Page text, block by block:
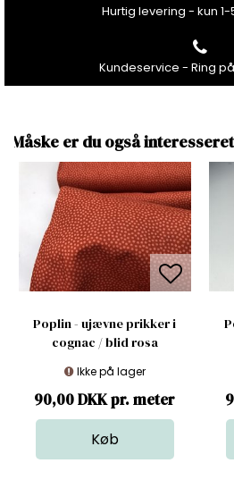
Hurtig levering - kun
Kundeservice - Ring på
Måske er du også
Poplin - ujævne prikker i
cognac / blid rosa
Ikke på lager
90,00 DKK pr. meter